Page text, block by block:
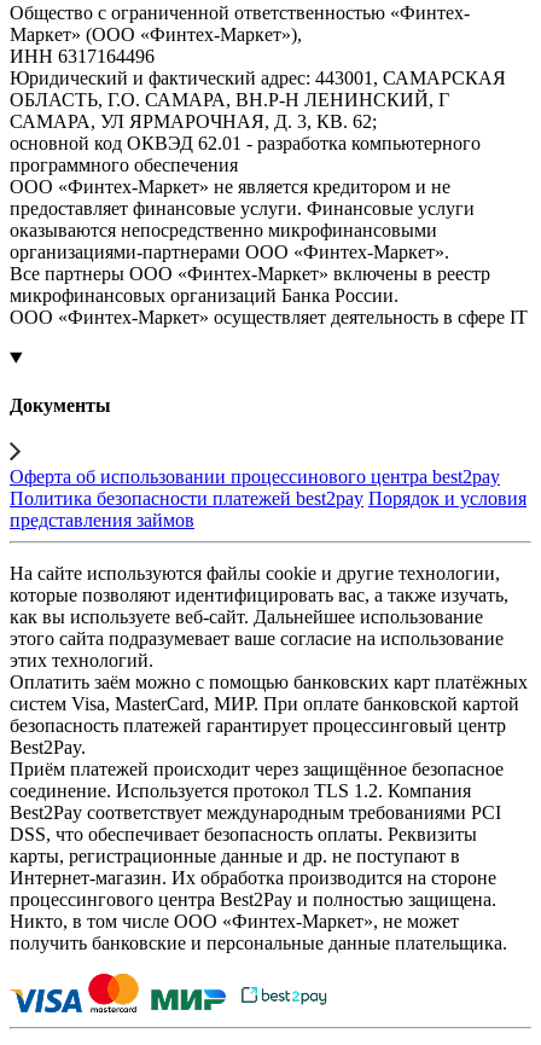
Общество с ограниченной ответственностью «Финтех-
Маркет» (ООО «Финтех-Маркет»),
ИНН 6317164496
Юридический и фактический адрес: 443001, САМАРСКАЯ
ОБЛАСТЬ, Г.О. САМАРА, ВН.Р-Н ЛЕНИНСКИЙ, Г
САМАРА, УЛ ЯРМАРОЧНАЯ, Д. 3, КВ. 62;
основной код ОКВЭД 62.01 - разработка компьютерного
программного обеспечения
ООО «Финтех-Маркет» не является кредитором и не
предоставляет финансовые услуги. Финансовые услуги
оказываются непосредственно микрофинансовыми
организациями-партнерами ООО «Финтех-Маркет».
Все партнеры ООО «Финтех-Маркет» включены в реестр
микрофинансовых организаций Банка России.
ООО «Финтех-Маркет» осуществляет деятельность в сфере IT
Документы
Оферта об использовании процессинового центра best2pay
Политика безопасности платежей best2pay Порядок и условия
представления займов
На сайте используются файлы cookie и другие технологии,
которые позволяют идентифицировать вас, а также изучать,
как вы используете веб-сайт. Дальнейшее использование
этого сайта подразумевает ваше согласие на использование
этих технологий.
Оплатить заём можно с помощью банковских карт платёжных
систем Visa, MasterCard, МИР. При оплате банковской картой
безопасность платежей гарантирует процессинговый центр
Best2Pay.
Приём платежей происходит через защищённое безопасное
соединение. Используется протокол TLS 1.2. Компания
Best2Pay соответствует международным требованиями PCI
DSS, что обеспечивает безопасность оплаты. Реквизиты
карты, регистрационные данные и др. не поступают в
Интернет-магазин. Их обработка производится на стороне
процессингового центра Best2Pay и полностью защищена.
Никто, в том числе ООО «Финтех-Маркет», не может
получить банковские и персональные данные плательщика.